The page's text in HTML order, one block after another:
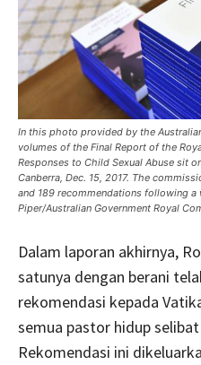
In this photo provided by the
volumes of the Final Report of the
Responses to Child Sexual Abuse sit
Canberra, Dec. 15, 2017. The
and 189 recommendations following
Piper/Australian Government Royal
Dalam laporan akhirnya,
satunya dengan berani
rekomendasi kepada
semua pastor hidup
Rekomendasi ini